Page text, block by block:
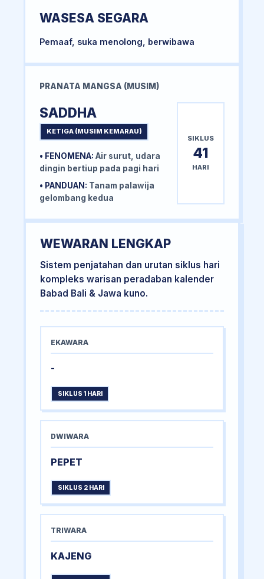
WASESA SEGARA
Pemaaf, suka menolong, berwibawa
PRANATA MANGSA (MUSIM)
SADDHA
KETIGA (MUSIM KEMARAU)
• FENOMENA: Air surut, udara
dingin bertiup pada pagi hari
• PANDUAN: Tanam palawija
gelombang kedua
SIKLUS
41
HARI
WEWARAN LENGKAP
Sistem penjatahan dan urutan siklus hari
kompleks warisan peradaban kalender
Babad Bali & Jawa kuno.
EKAWARA
-
SIKLUS 1 HARI
DWIWARA
PEPET
SIKLUS 2 HARI
TRIWARA
KAJENG